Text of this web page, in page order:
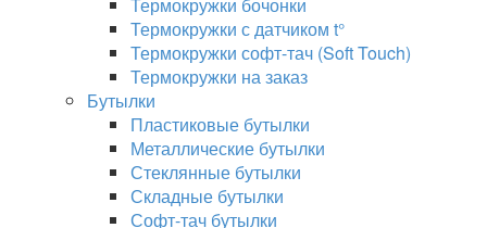
Термокружки с датчиком t°
Термокружки софт-тач (Soft Touch)
Термокружки на заказ
Бутылки
Пластиковые бутылки
Металлические бутылки
Стеклянные бутылки
Складные бутылки
Софт-тач бутылки